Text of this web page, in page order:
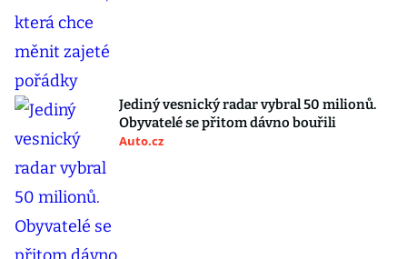
Jediný vesnický radar vybral 50 milionů.
Obyvatelé se přitom dávno bouřili
Auto.cz